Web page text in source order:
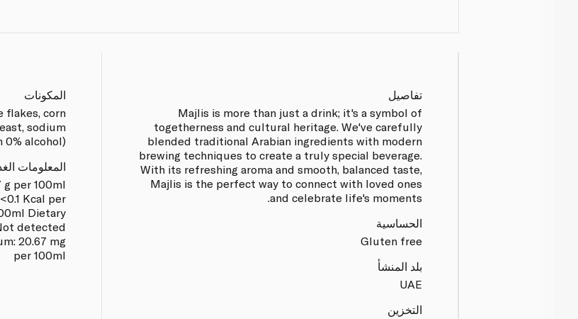
تفاصيل
Majlis is more than just a drink; it's a symbol of
togetherness and cultural heritage. We've carefully
blended traditional Arabian ingredients with modern
brewing techniques to create a truly special beverage.
With its refreshing aroma and smooth, balanced taste,
Majlis is the perfect way to connect with loved ones
and celebrate life's moments.
الحساسية
Gluten free
بلد المنشأ
UAE
التخزين
المكونات
flakes, corn
sodium
alcohol).
المعلومات
g per 100ml
Kcal per
Dietary
detected
20.67 mg
per 100ml